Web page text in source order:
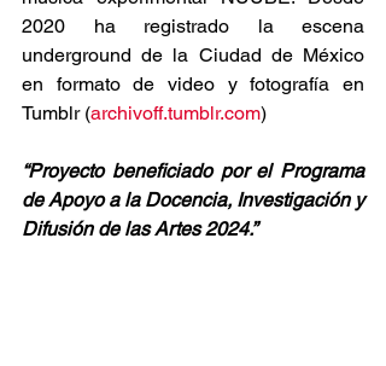
2020 ha registrado la escena
underground de la Ciudad de México
en formato de video y fotografía en
Tumblr (archivoff.tumblr.com)
“Proyecto beneficiado por el Programa
de Apoyo a la Docencia, Investigación y
Difusión de las Artes 2024.”